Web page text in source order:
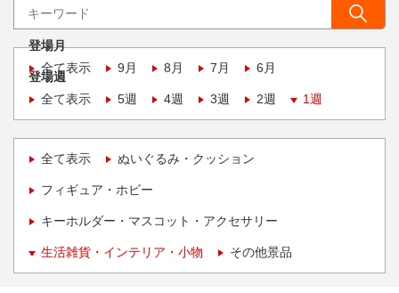
登場月
全て表示
9月 8月 7月 6月
登場週
全て表示
5週 4週 3週 2週 1週
全て表示 ぬいぐるみ・クッション
フィギュア・ホビー
キーホルダー・マスコット・アクセサリー
生活雑貨・インテリア・小物 その他景品